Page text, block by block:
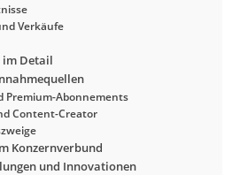
Verkäufe
im Detail
Premium-Abonnements
Content-Creator
Konzernverbund
und Innovationen